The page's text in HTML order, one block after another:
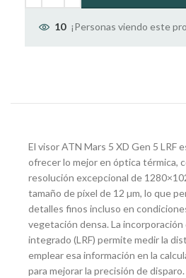
10 ¡Personas viendo este
El visor ATN Mars 5 XD Gen 5 LRF
ofrecer lo mejor en óptica térmica,
resolución excepcional de
tamaño de píxel de 12 µm, lo que
detalles finos incluso en
vegetación densa. La
integrado (LRF) permite medir la
emplear esa información en la
para mejorar la precisión de disparo.